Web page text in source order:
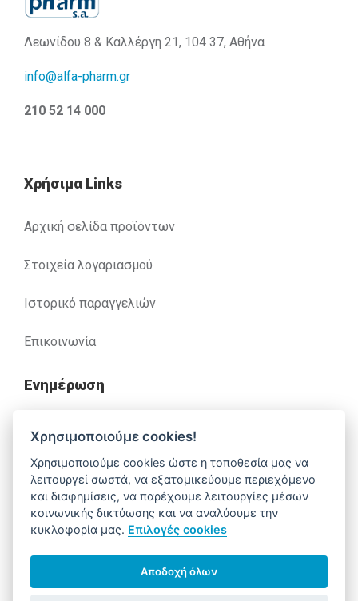
Λεωνίδου 8 & Καλλέργη 21, 104 37, Αθήνα
info@alfa-pharm.gr
210 52 14 000
Χρήσιμα Links
Αρχική σελίδα προϊόντων
Στοιχεία λογαριασμού
Ιστορικό παραγγελιών
Επικοινωνία
Ενημέρωση
Ανακλήσεις
Βοήθεια
Έχετε απορίες. Χρειάζεστε βοήθεια;
210 52 14 037 support@alfa-pharm.gr
Χρησιμοποιούμε cookies!
Χρησιμοποιούμε cookies ώστε η τοποθεσία μας να
λειτουργεί σωστά, να εξατομικεύουμε περιεχόμενο
και διαφημίσεις, να παρέχουμε λειτουργίες μέσων
κοινωνικής δικτύωσης και να αναλύουμε την
κυκλοφορία μας. Επιλογές cookies
Αποδοχή όλων